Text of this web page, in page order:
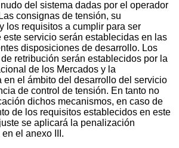
del sistema dadas por el operador
consignas de tensión, su
los requisitos a cumplir para ser
este servicio serán establecidas en las
disposiciones de desarrollo. Los
retribución serán establecidos por la
de los Mercados y la
en el ámbito del desarrollo del servicio
de control de tensión. En tanto no
dichos mecanismos, en caso de
de los requisitos establecidos en este
se aplicará la penalización
el anexo III.